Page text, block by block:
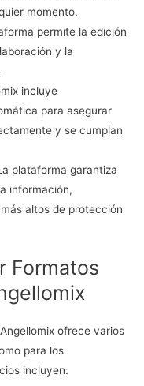
momento.
permite la edición
y la
incluye
para asegurar
y se cumplan
plataforma garantiza
información,
altos de protección
Formatos
ofrece varios
para los
incluyen: